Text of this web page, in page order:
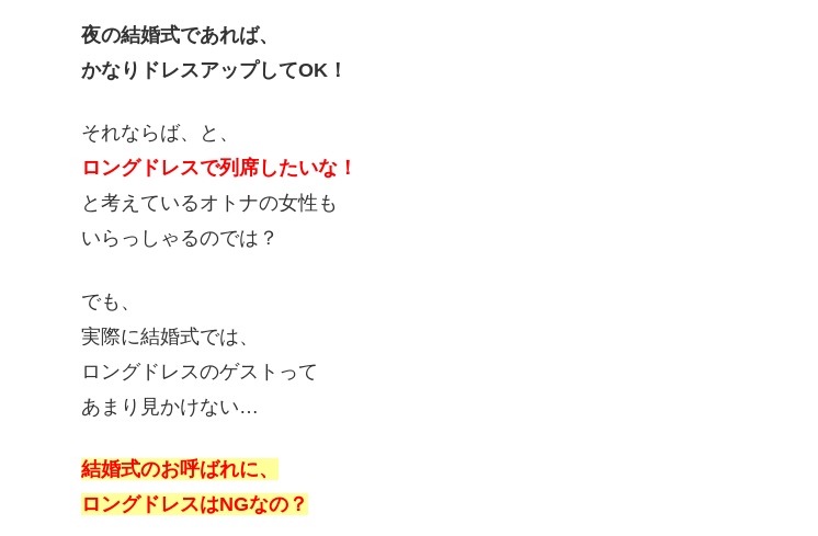
夜の結婚式であれば、
かなりドレスアップしてOK！
それならば、と、
ロングドレスで列席したいな！
と考えているオトナの女性も
いらっしゃるのでは？
でも、
実際に結婚式では、
ロングドレスのゲストって
あまり見かけない…
結婚式のお呼ばれに、
ロングドレスはNGなの？